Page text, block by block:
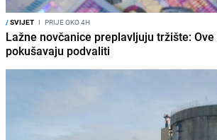
/SVIJET I PRIJE OKO 4H
Lažne novčanice preplavljuju tržište:
pokušavaju podvaliti